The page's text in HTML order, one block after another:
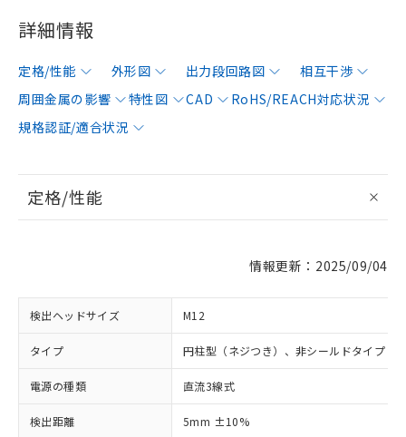
詳細情報
定格/性能 外形図 出力段回路図
相互干渉
周囲金属の影響
特性図 CAD
RoHS/REACH対応状況
規格認証/適合状況
定格/性能
情報更新：2025/09/04
検出ヘッドサイズ M12
タイプ 円柱型（ネジつき）、非シールドタイプ
電源の種類 直流3線式
検出距離 5mm ±10%